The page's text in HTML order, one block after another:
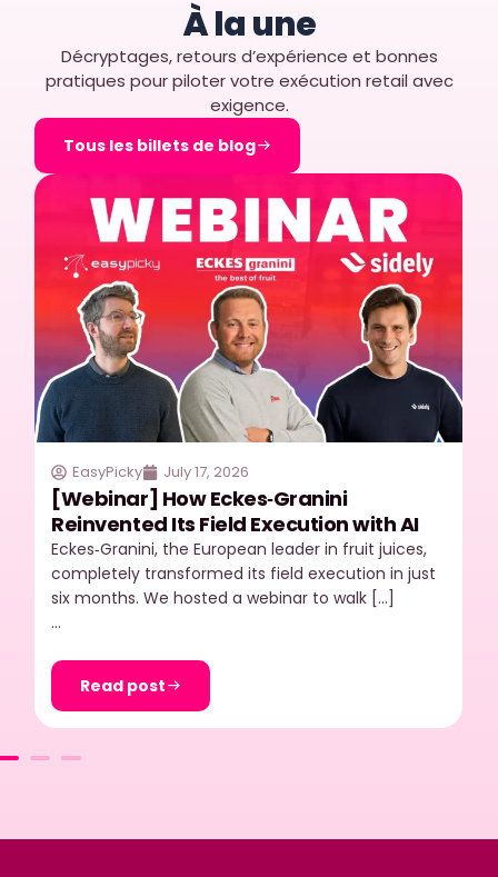
À la une
Décryptages, retours d’expérience et bonnes
pratiques pour piloter votre exécution retail avec
exigence.
Tous les billets de blog
EasyPicky July 17, 2026
[Webinar] How Eckes‑Granini
Reinvented Its Field Execution with AI
Eckes‑Granini, the European leader in fruit juices,
completely transformed its field execution in just
six months. We hosted a webinar to walk […]
…
Read post